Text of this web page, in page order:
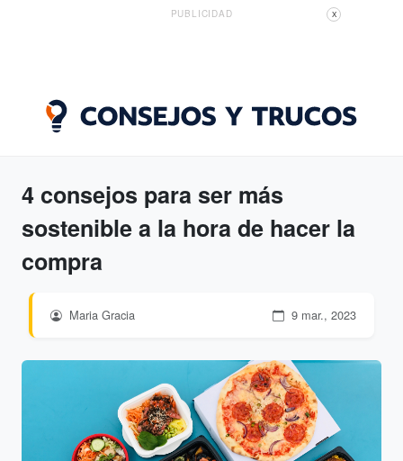
PUBLICIDAD X
4 consejos para ser más
sostenible a la hora de hacer la
compra
Maria Gracia 9 mar., 2023